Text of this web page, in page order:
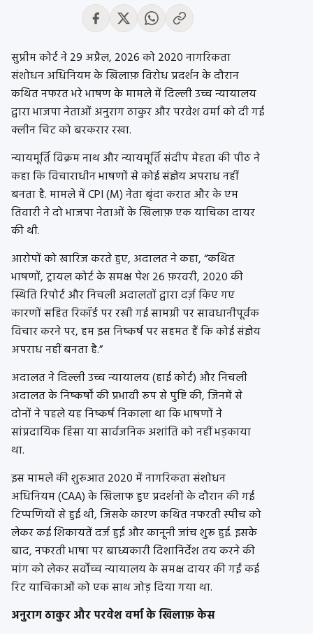
सुप्रीम कोर्ट ने 29 अप्रैल, 2026 को 2020 नागरिकता
संशोधन अधिनियम के खिलाफ़ विरोध प्रदर्शन के दौरान
कथित नफरत भरे भाषण के मामले में दिल्ली उच्च न्यायालय
द्वारा भाजपा नेताओं अनुराग ठाकुर और परवेश वर्मा को दी गई
क्लीन चिट को बरकरार रखा.
न्यायमूर्ति विक्रम नाथ और न्यायमूर्ति संदीप मेहता की पीठ ने
कहा कि विचाराधीन भाषणों से कोई संज्ञेय अपराध नहीं
बनता है. मामले में CPI (M) नेता बृंदा करात और के एम
तिवारी ने दो भाजपा नेताओं के खिलाफ़ एक याचिका दायर
की थी.
आरोपों को खारिज करते हुए, अदालत ने कहा, “कथित
भाषणों, ट्रायल कोर्ट के समक्ष पेश 26 फ़रवरी, 2020 की
स्थिति रिपोर्ट और निचली अदालतों द्वारा दर्ज़ किए गए
कारणों सहित रिकॉर्ड पर रखी गई सामग्री पर सावधानीपूर्वक
विचार करने पर, हम इस निष्कर्ष पर सहमत हैं कि कोई संज्ञेय
अपराध नहीं बनता है.”
अदालत ने दिल्ली उच्च न्यायालय (हाई कोर्ट) और निचली
अदालत के निष्कर्षों की प्रभावी रूप से पुष्टि की, जिनमें से
दोनों ने पहले यह निष्कर्ष निकाला था कि भाषणों ने
सांप्रदायिक हिंसा या सार्वजनिक अशांति को नहीं भड़काया
था.
इस मामले की शुरुआत 2020 में नागरिकता संशोधन
अधिनियम (CAA) के खिलाफ हुए प्रदर्शनों के दौरान की गई
टिप्पणियों से हुई थी, जिसके कारण कथित नफरती स्पीच को
लेकर कई शिकायतें दर्ज हुईं और कानूनी जांच शुरू हुई. इसके
बाद, नफरती भाषा पर बाध्यकारी दिशानिर्देश तय करने की
मांग को लेकर सर्वोच्च न्यायालय के समक्ष दायर की गईं कई
रिट याचिकाओं को एक साथ जोड़ दिया गया था.
अनुराग ठाकुर और परवेश वर्मा के खिलाफ़ केस